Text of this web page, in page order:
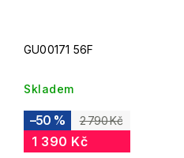
GU00171 56F
Skladem
2 790 Kč
–50 %
1 390 Kč